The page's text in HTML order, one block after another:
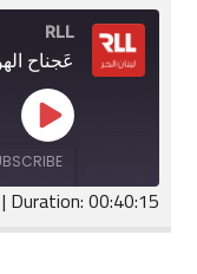
RLL
عَجناح
Play
SHARE
Duration: 00:40:15